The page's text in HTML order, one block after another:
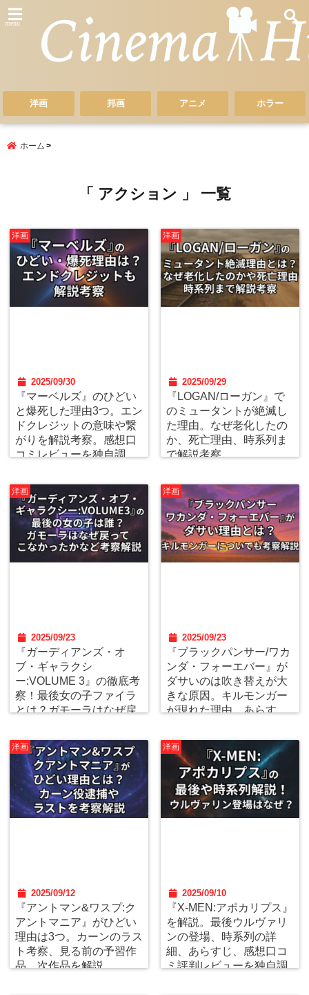
menu
洋画 邦画 アニメ ホラー
ホーム
「 アクション 」 一覧
洋画
2025/09/30
『マーベルズ』のひどい
と爆死した理由3つ。エン
ドクレジットの意味や繋
がりを解説考察。感想口
コミレビューを独自調
洋画
2025/09/29
『LOGAN/ローガン』で
のミュータントが絶滅し
た理由。なぜ老化したの
か、死亡理由、時系列ま
で解説考察。
洋画
2025/09/23
『ガーディアンズ・オ
ブ・ギャラクシ
ー:VOLUME 3』の徹底考
察！最後女の子ファイラ
とは？ガモーラはなぜ戻
コミレビューを独自調
査。
洋画
2025/09/23
『ブラックパンサー/ワカ
ンダ・フォーエバー』が
ダサいのは吹き替えが大
きな原因。キルモンガー
が現れた理由。あらす
を独自調査。
洋画
2025/09/12
『アントマン&ワスプ:ク
アントマニア』がひどい
理由は3つ。カーンのラス
ト考察、見る前の予習作
品、次作品を解説。
洋画
2025/09/10
『X-MEN:アポカリプス』
を解説。最後ウルヴァリ
ンの登場、時系列の詳
細、あらすじ、感想口コ
ミ評判レビューを独自調